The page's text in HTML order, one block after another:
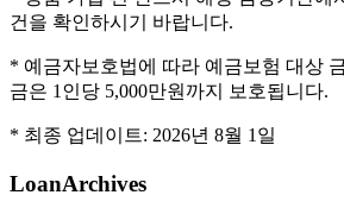
건을 확인하시기 바랍니다.
* 예금자보호법에 따라 예금보험 대상
금은 1인당 5,000만원까지 보호됩니다.
* 최종 업데이트: 2026년 8월 1일
LoanArchives